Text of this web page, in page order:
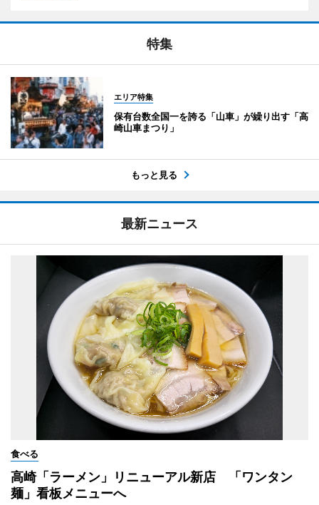
特集
エリア特集
保有台数全国一を誇る「山車」が繰り出す「高
崎山車まつり」
もっと見る
最新ニュース
食べる
高崎「ラーメン」リニューアル新店 「ワンタン
麺」看板メニューへ